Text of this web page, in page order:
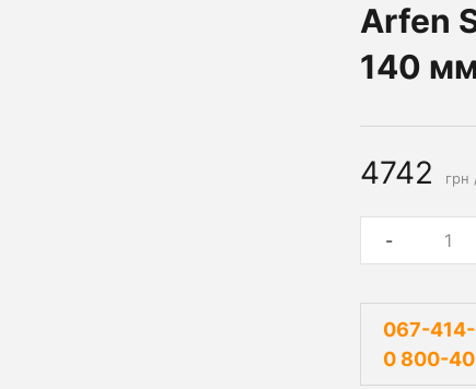
Arfen
140
4742 грн
-
067-
0 800-